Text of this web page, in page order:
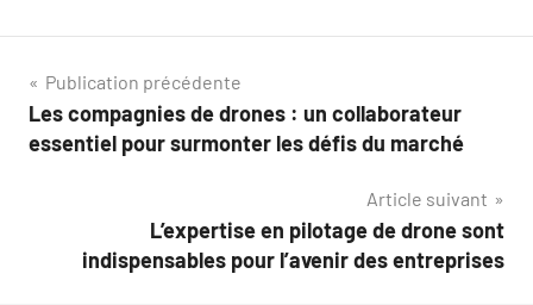
Navigation
de
Publication précédente
Les compagnies de drones : un collaborateur
essentiel pour surmonter les défis du marché
Article suivant
L’expertise en pilotage de drone sont
indispensables pour l’avenir des entreprises